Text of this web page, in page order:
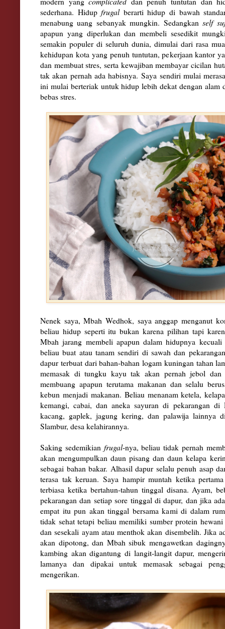
sederhana. Hidupfrugal berarti hidup di bawah
menabung uang sebanyak mungkin. Sedangkanself
apapun yang diperlukan dan membeli sesedikit
semakin populer di seluruh dunia, dimulai dari rasa
kehidupan kota yang penuh tuntutan, pekerjaan kantor
dan membuat stres, serta kewajiban membayar cicilan
tak akan pernah ada habisnya.Saya sendiri mulai
ini mulai berteriak untuk hidup lebih dekat dengan alam
bebas stres.
Nenek saya, Mbah Wedhok, saya anggap menganut
beliau hidup seperti itu bukan karena pilihan tapi
Mbah jarang membeli apapun dalam hidupnya
beliau buat atau tanam sendiri di sawah dan
dapur terbuat dari bahan-bahan logam kuningan tahan
memasak di tungku kayu tak akan pernah jebol
membuang apapun terutama makanan dan selalu
kebun menjadi makanan. Beliau menanam ketela,
kemangi, cabai, dan aneka sayuran di pekarangan di
kacang, gaplek, jagung kering, dan palawija lainnya
Slambur, desa kelahirannya.
Saking sedemikian frugal-nya, beliau tidak pernah
akan mengumpulkan daun pisang dan daun kelapa
sebagai bahan bakar. Alhasil dapur selalu penuh asap
terasa tak keruan. Saya hampir muntah ketika
terbiasa ketika bertahun-tahun tinggal disana. Ayam,
pekarangan dan setiap sore tinggal di dapur, dan jika
empat itu pun akan tinggal bersama kami di dalam
tidak sehat tetapi beliau memiliki sumber protein
dan sesekali ayam atau menthok akan disembelih. Jika
akan dipotong, dan Mbah sibuk mengawetkan
kambing akan digantung di langit-langit dapur,
lamanya dan dipakai untuk memasak sebagai
mengerikan.